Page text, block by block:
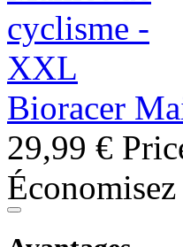
Bioracer
29,99 €